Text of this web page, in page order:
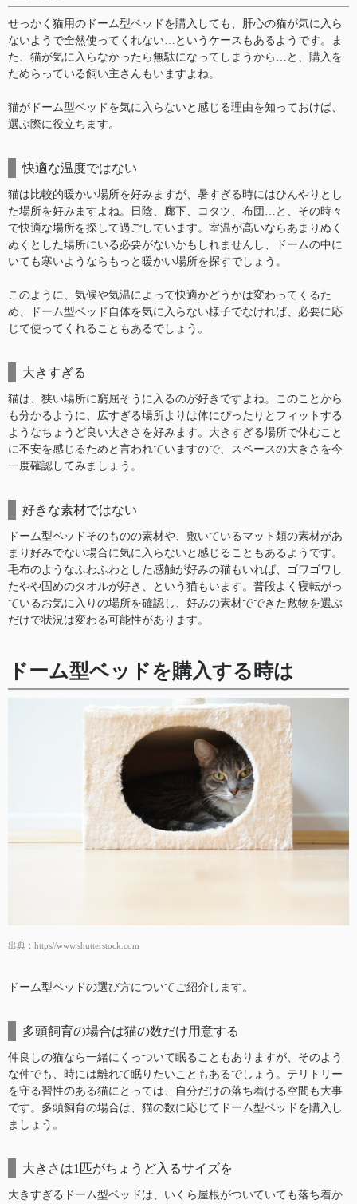
せっかく猫用のドーム型ベッドを購入しても、肝心の猫が気に入ら
ないようで全然使ってくれない…というケースもあるようです。ま
た、猫が気に入らなかったら無駄になってしまうから…と、購入を
ためらっている飼い主さんもいますよね。
猫がドーム型ベッドを気に入らないと感じる理由を知っておけば、
選ぶ際に役立ちます。
快適な温度ではない
猫は比較的暖かい場所を好みますが、暑すぎる時にはひんやりとし
た場所を好みますよね。日陰、廊下、コタツ、布団…と、その時々
で快適な場所を探して過ごしています。室温が高いならあまりぬく
ぬくとした場所にいる必要がないかもしれませんし、ドームの中に
いても寒いようならもっと暖かい場所を探すでしょう。
このように、気候や気温によって快適かどうかは変わってくるた
め、ドーム型ベッド自体を気に入らない様子でなければ、必要に応
じて使ってくれることもあるでしょう。
大きすぎる
猫は、狭い場所に窮屈そうに入るのが好きですよね。このことから
も分かるように、広すぎる場所よりは体にぴったりとフィットする
ようなちょうど良い大きさを好みます。大きすぎる場所で休むこと
に不安を感じるためと言われていますので、スペースの大きさを今
一度確認してみましょう。
好きな素材ではない
ドーム型ベッドそのものの素材や、敷いているマット類の素材があ
まり好みでない場合に気に入らないと感じることもあるようです。
毛布のようなふわふわとした感触が好みの猫もいれば、ゴワゴワし
たやや固めのタオルが好き、という猫もいます。普段よく寝転がっ
ているお気に入りの場所を確認し、好みの素材でできた敷物を選ぶ
だけで状況は変わる可能性があります。
ドーム型ベッドを購入する時は
出典： https//www.shutterstock.com
ドーム型ベッドの選び方についてご紹介します。
多頭飼育の場合は猫の数だけ用意する
仲良しの猫なら一緒にくっついて眠ることもありますが、そのよう
な仲でも、時には離れて眠りたいこともあるでしょう。テリトリー
を守る習性のある猫にとっては、自分だけの落ち着ける空間も大事
です。多頭飼育の場合は、猫の数に応じてドーム型ベッドを購入し
ましょう。
大きさは1匹がちょうど入るサイズを
大きすぎるドーム型ベッドは、いくら屋根がついていても落ち着か